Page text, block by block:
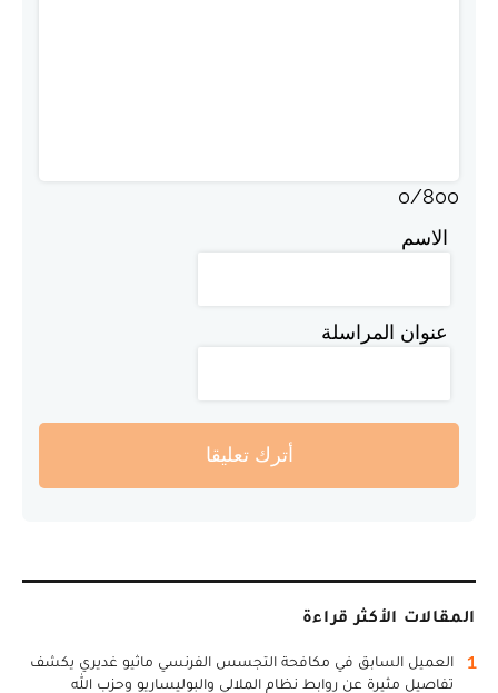
0/800
الاسم
عنوان المراسلة
أترك تعليقا
المقالات الأكثر قراءة
1
العميل السابق في مكافحة التجسس الفرنسي ماثيو غديري يكشف
تفاصيل مثيرة عن روابط نظام الملالي والبوليساريو وحزب الله